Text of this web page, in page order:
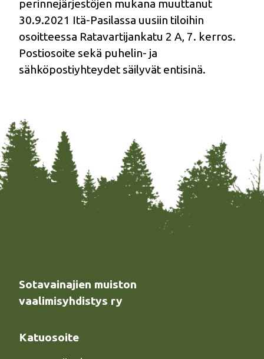
perinnejärjestöjen mukana muuttanut
30.9.2021 Itä-Pasilassa uusiin tiloihin
osoitteessa Ratavartijankatu 2 A, 7. kerros.
Postiosoite sekä puhelin- ja
sähköpostiyhteydet säilyvät entisinä.
Sotavainajien muiston
vaalimisyhdistys ry
Katuosoite